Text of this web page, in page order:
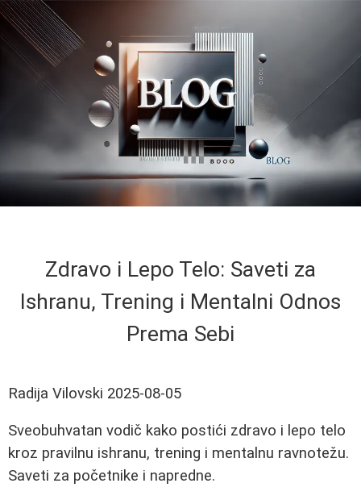
Zdravo i Lepo Telo: Saveti za
Ishranu, Trening i Mentalni Odnos
Prema Sebi
Radija Vilovski 2025-08-05
Sveobuhvatan vodič kako postići zdravo i lepo telo
kroz pravilnu ishranu, trening i mentalnu ravnotežu.
Saveti za početnike i napredne.